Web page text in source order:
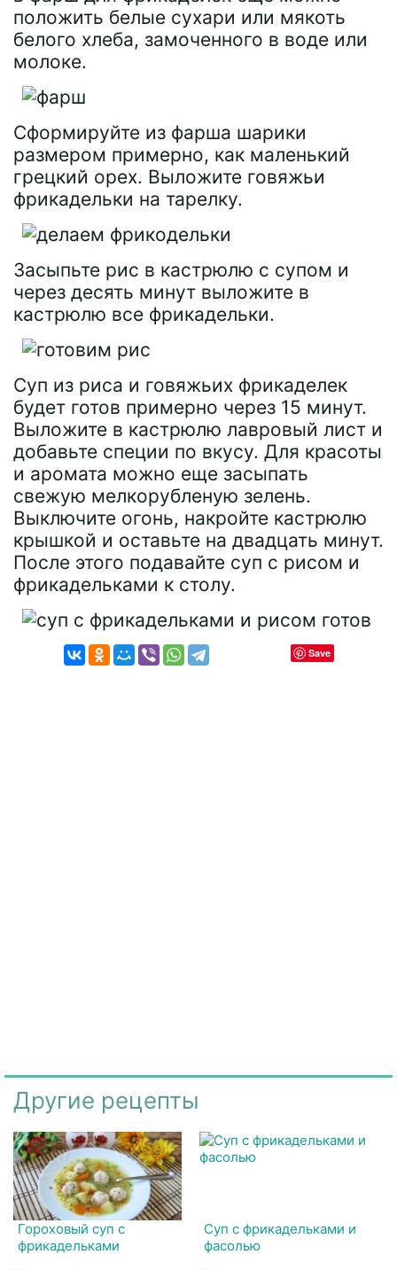
положить белые сухари или мякоть
белого хлеба, замоченного в воде или
молоке.
Сформируйте из фарша шарики
размером примерно, как маленький
грецкий орех. Выложите говяжьи
фрикадельки на тарелку.
Засыпьте рис в кастрюлю с супом и
через десять минут выложите в
кастрюлю все фрикадельки.
Суп из риса и говяжьих фрикаделек
будет готов примерно через 15 минут.
Выложите в кастрюлю лавровый лист и
добавьте специи по вкусу. Для красоты
и аромата можно еще засыпать
свежую мелкорубленую зелень.
Выключите огонь, накройте кастрюлю
крышкой и оставьте на двадцать минут.
После этого подавайте суп с рисом и
фрикадельками к столу.
Save
Другие рецепты
Гороховый суп с
фрикадельками
Суп с фрикадельками и
фасолью